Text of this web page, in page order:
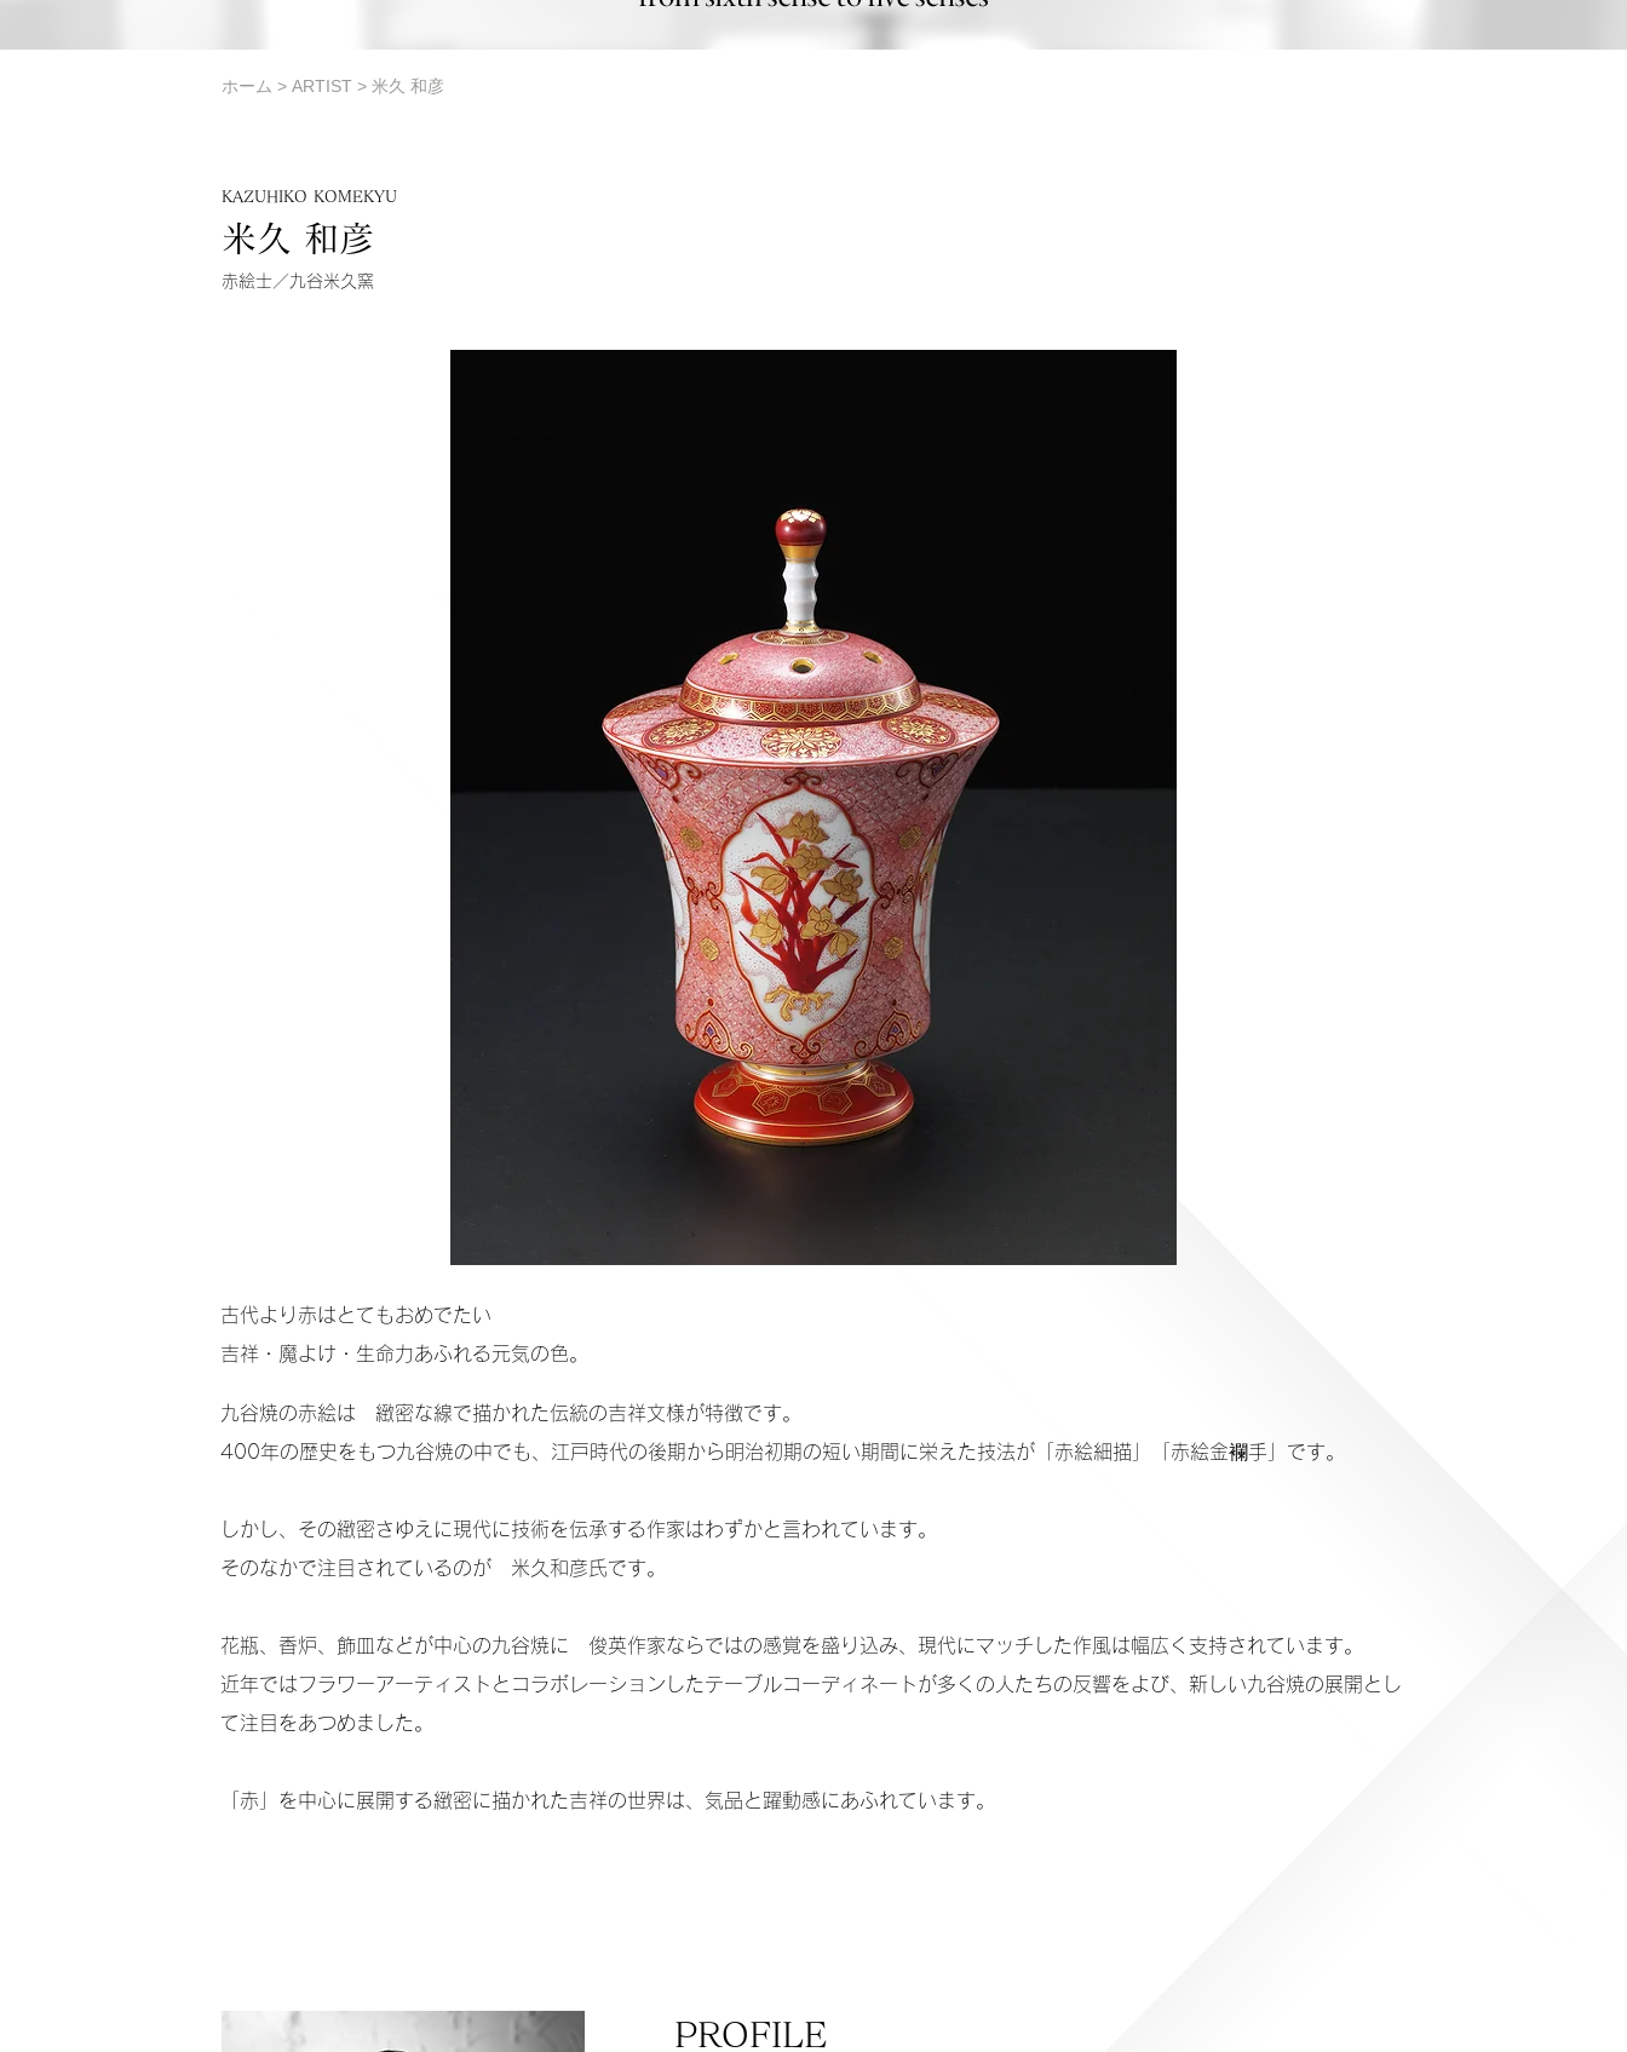
ホーム > ARTIST > 米久 和彦
米久 和彦
KAZUHIKO KOMEKYU
赤絵士／九谷米久窯
古代より赤はとてもおめでたい
吉祥・魔よけ・生命力あふれる元気の色。
九谷焼の赤絵は 緻密な線で描かれた伝統の吉祥文様が特徴です。
400年の歴史をもつ九谷焼の中でも、江戸時代の後期から明治初期の短い期間に栄えた技法が「赤絵細描」「赤絵金襴手」です。
しかし、その緻密さゆえに現代に技術を伝承する作家はわずかと言われています。
そのなかで注目されているのが 米久和彦氏です。
花瓶、香炉、飾皿などが中心の九谷焼に 俊英作家ならではの感覚を盛り込み、 現代にマッチした作風は幅広く支持されています。
近年ではフラワーアーティストとコラボレーションしたテーブルコーディネートが多くの人たちの反響をよび、新しい九谷焼の展開とし
て注目をあつめました。
「赤」を中心に展開する緻密に描かれた吉祥の世界は、気品と躍動感にあふれています。
PROFILE